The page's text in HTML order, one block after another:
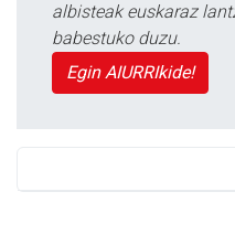
albisteak euskaraz
babestuko duzu.
Egin AIURRIkide!